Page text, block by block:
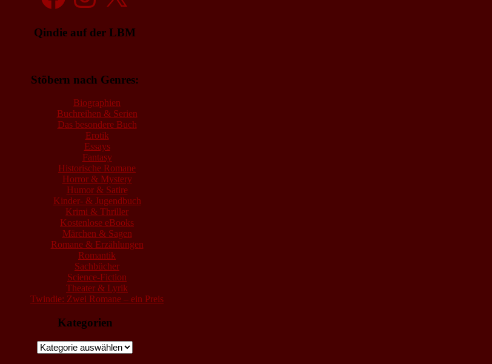
Qindie auf der LBM
Stöbern nach Genres:
Biographien
Buchreihen & Serien
Das besondere Buch
Erotik
Essays
Fantasy
Historische Romane
Horror & Mystery
Humor & Satire
Kinder- & Jugendbuch
Krimi & Thriller
Kostenlose eBooks
Märchen & Sagen
Romane & Erzählungen
Romantik
Sachbücher
Science-Fiction
Theater & Lyrik
Twindie: Zwei Romane – ein Preis
Kategorien
Kategorien